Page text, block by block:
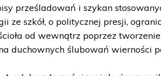
prześladowań i szykan
ze szkół, o politycznej presji,
od wewnątrz poprzez
duchownych ślubowań wierności